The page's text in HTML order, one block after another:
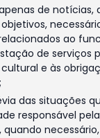
de notícias,
ao
de serviços
e às
das situações
responsável